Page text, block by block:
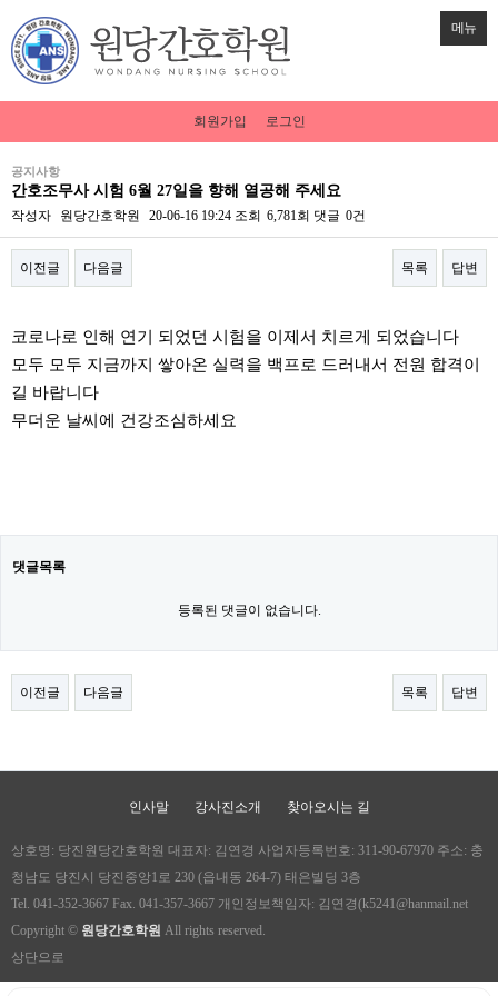
메뉴
회원가입 로그인
공지사항
간호조무사 시험 6월 27일을 향해 열공해 주세요
작성자 원당간호학원 20-06-16 19:24 조회 6,781회 댓글 0건
이전글 다음글 목록 답변
코로나로 인해 연기 되었던 시험을 이제서 치르게 되었습니다
모두 모두 지금까지 쌓아온 실력을 백프로 드러내서 전원 합격이
길 바랍니다
무더운 날씨에 건강조심하세요
댓글목록
등록된 댓글이 없습니다.
이전글 다음글 목록 답변
인사말 강사진소개 찾아오시는 길
상호명: 당진원당간호학원 대표자: 김연경 사업자등록번호: 311-90-67970 주소: 충
청남도 당진시 당진중앙1로 230 (읍내동 264-7) 태은빌딩 3층
Tel. 041-352-3667 Fax. 041-357-3667 개인정보책임자: 김연경(k5241@hanmail.net
Copyright © 원당간호학원 All rights reserved.
상단으로